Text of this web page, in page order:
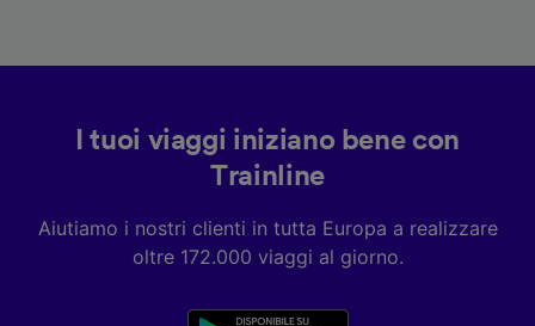
I tuoi viaggi iniziano bene con
Trainline
Aiutiamo i nostri clienti in tutta Europa a realizzare
oltre 172.000 viaggi al giorno.